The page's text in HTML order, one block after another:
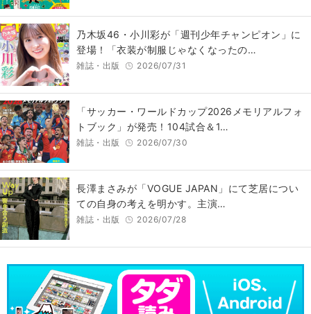
乃木坂46・小川彩が「週刊少年チャンピオン」に
登場！「衣装が制服じゃなくなったの…
雑誌・出版 2026/07/31
「サッカー・ワールドカップ2026メモリアルフォ
トブック」が発売！104試合＆1…
雑誌・出版 2026/07/30
長澤まさみが「VOGUE JAPAN」にて芝居につい
ての自身の考えを明かす。主演…
雑誌・出版 2026/07/28